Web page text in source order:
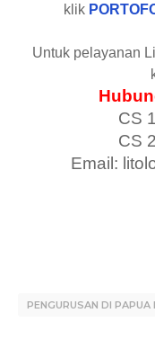
klik
Untuk pelayanan
CS
CS
Email:
PENGURUSAN DI PAPUA